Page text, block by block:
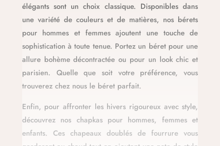
Non en réalité ils incarnent une solution unique
répondant à tout ce qui nous tient le plus à cœur
dans nos attentes de la mode vestimentaire :
Séduire
- parce que rien n’apporte plus d’élégance a
votre visage, à votre tenue, à votre silhouette qu’un
beau chapeau, capeline, fedora, panama, bérets …
Se protéger– du soleil de l’été, des pluies
d’automne et du froid hivernale, chapeau anti-uv,
bobs, casquette, capuches, bonnets, chapkas…
élégants sont un choix classique. Disponibles dans
une variété de couleurs et de matières, nos bérets
pour hommes et femmes ajoutent une touche de
sophistication à toute tenue. Portez un béret pour une
allure bohème décontractée ou pour un look chic et
parisien. Quelle que soit votre préférence, vous
trouverez chez nous le béret parfait.
Enfin, pour affronter les hivers rigoureux avec style,
découvrez nos chapkas pour hommes, femmes et
enfants. Ces chapeaux doublés de fourrure vous